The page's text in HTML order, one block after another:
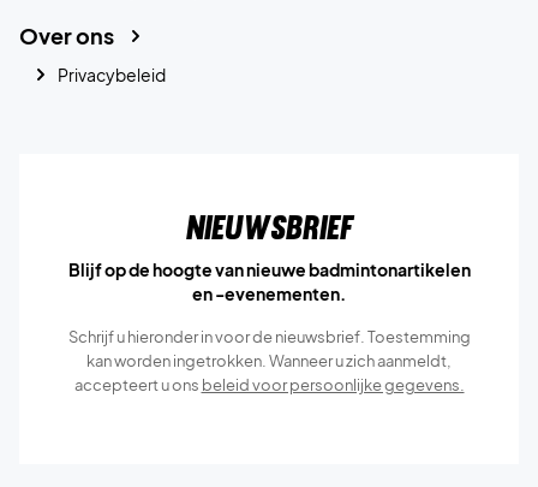
Over ons
Privacybeleid
Nieuwsbrief
Blijf op de hoogte van nieuwe badmintonartikelen
en -evenementen.
Schrijf u hieronder in voor de nieuwsbrief. Toestemming
kan worden ingetrokken. Wanneer u zich aanmeldt,
accepteert u ons beleid voor persoonlijke gegevens.